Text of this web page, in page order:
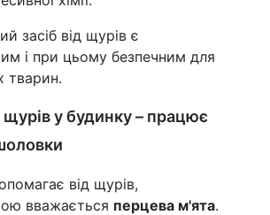
Інциденти
Погода
засіб від щурів є
і при цьому безпечним для
тварин.
щурів у будинку – працює
від щурів,
вважається перцева м'ята.